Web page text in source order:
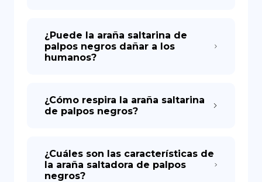
¿Puede la araña saltarina de
palpos negros dañar a los
humanos?
¿Cómo respira la araña saltarina
de palpos negros?
¿Cuáles son las características de
la araña saltadora de palpos
negros?